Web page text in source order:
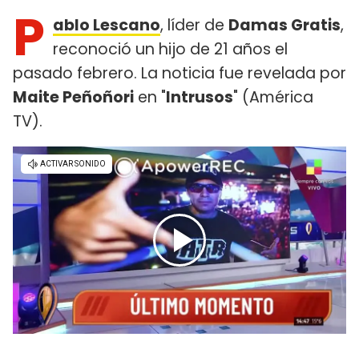
P ablo Lescano, líder de Damas Gratis,
reconoció un hijo de 21 años el
pasado febrero. La noticia fue revelada por
Maite Peñoñori en "Intrusos" (América
TV).